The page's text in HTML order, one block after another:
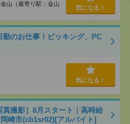
山（最寄り駅：金山
気になる！
のお仕事！ピッキング、PC
気になる！
真撮影］8月スタート｜高時給
崎市(cb1sr02)[アルバイト]